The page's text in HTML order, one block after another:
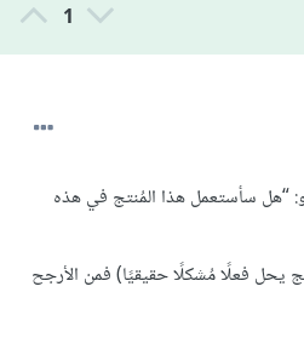
1
“هل سأستعمل هذا المُنتج في هذه
يحل فعلًا مُشكلًا حقيقيًا) فمن الأرجح